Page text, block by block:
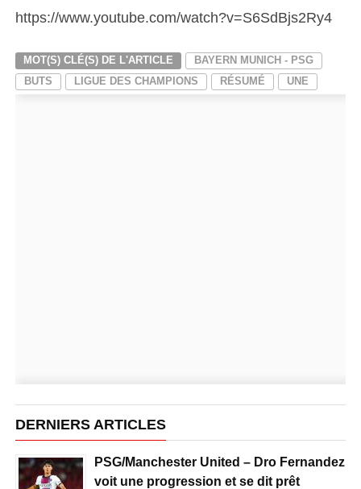
https://www.youtube.com/watch?v=S6SdBjs2Ry4
MOT(S) CLÉ(S) DE L'ARTICLE
BAYERN MUNICH - PSG
BUTS
LIGUE DES CHAMPIONS RÉSUMÉ UNE
DERNIERS ARTICLES
PSG/Manchester United – Dro Fernandez
voit une progression et se dit prêt